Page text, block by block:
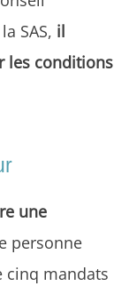
SAS, il
les conditions
une
personne
cinq mandats